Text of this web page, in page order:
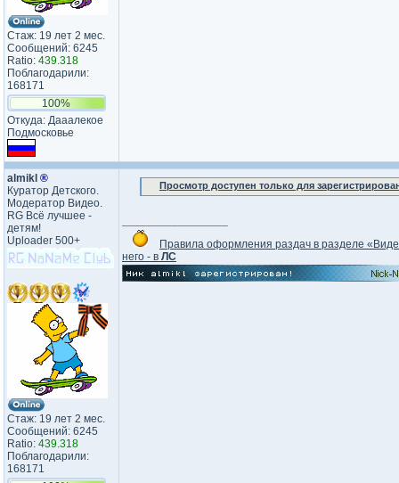
Стаж: 19 лет 2 мес.
Сообщений: 6245
Ratio: 439.318
Поблагодарили:
168171
100%
Откуда: Дааалекое
Подмосковье
almikl ®
Куратор Детского.
Модератор Видео.
RG Всё лучшее -
детям!
Uploader 500+
Стаж: 19 лет 2 мес.
Сообщений: 6245
Ratio: 439.318
Поблагодарили:
168171
Просмотр доступен только для
Правила оформления раздач в разделе
него - в ЛС